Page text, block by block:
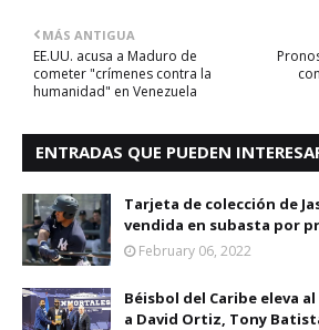
MÁS ANTIGUA
EE.UU. acusa a Maduro de
cometer "crímenes contra la
humanidad" en Venezuela
ENTRADAS QUE PUEDEN
Tarjeta de colección de
vendida en subasta por
February 06, 2022
Béisbol del Caribe eleva
a David Ortiz, Tony